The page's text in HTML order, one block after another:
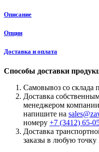
Описание
Опции
Доставка и оплата
Способы доставки
Самовывоз со склада
Доставка
менеджером
напишите на
номеру +7 (3412) 65-
Доставка
заказы в любую